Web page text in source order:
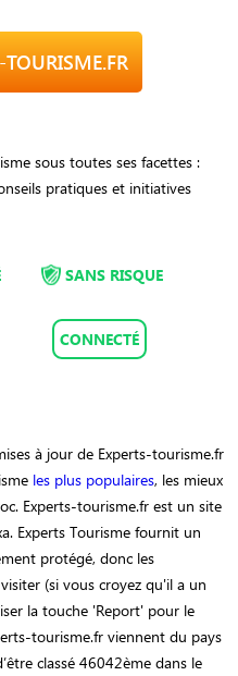
TOURISME.FR
sous toutes ses facettes :
pratiques et initiatives
SANS RISQUE
CONNECTÉ
à jour de Experts-tourisme.fr
les plus populaires, les mieux
Experts-tourisme.fr est un site
Experts Tourisme fournit un
protégé, donc les
(si vous croyez qu'il a un
la touche 'Report' pour le
tourisme.fr viennent du pays
classé 46042ème dans le